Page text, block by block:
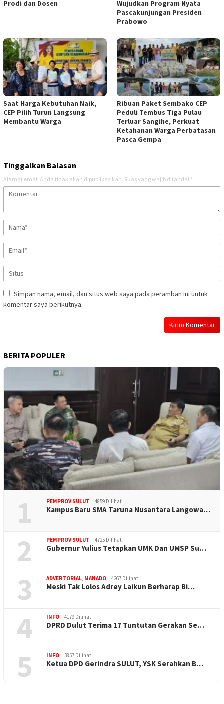
Prodi dan Dosen
Wujudkan Program Nyata
Pascakunjungan Presiden
Prabowo
Saat Harga Kebutuhan Naik,
CEP Pilih Turun Langsung
Membantu Warga
Ribuan Paket Sembako CEP
Peduli Tembus Tiga Pulau
Terluar Sangihe, Perkuat
Ketahanan Warga Perbatasan
Pasca Gempa
Tinggalkan Balasan
Alamat email Anda tidak akan dipublikasikan. Ruas yang wajib ditandai *
Simpan nama, email, dan situs web saya pada peramban ini untuk
komentar saya berikutnya.
BERITA POPULER
1 PEMPROV SULUT 4859 Dilihat
Kampus Baru SMA Taruna Nusantara Langowa…
2 PEMPROV SULUT 4725 Dilihat
Gubernur Yulius Tetapkan UMK Dan UMSP Su…
3 ADVERTORIAL MANADO 4267 Dilihat
Meski Tak Lolos Adrey Laikun Berharap Bi…
4 INFO 4179 Dilihat
DPRD Dulut Terima 17 Tuntutan Gerakan Se…
5 INFO 3857 Dilihat
Ketua DPD Gerindra SULUT, YSK Serahkan B…